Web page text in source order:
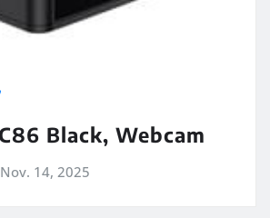
Black, Webcam
Nov. 14, 2025